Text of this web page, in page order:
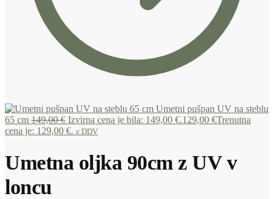
Umetni pušpan UV na steblu
65 cm 149,00€ Izvirna cena je bila: 149,00 €.129,00 €Trenutna
cena je: 129,00 €. z DDV
Umetna oljka 90cm z UV v
loncu